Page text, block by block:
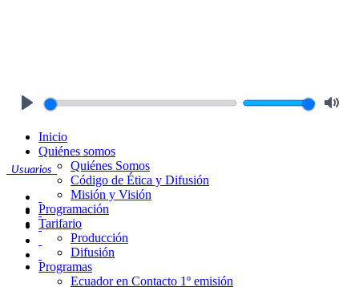
Usuarios
Inicio
Quiénes somos
Quiénes Somos
Código de Ética y Difusión
Misión y Visión
Programación
Tarifario
Producción
Difusión
Programas
Ecuador en Contacto 1º emisión